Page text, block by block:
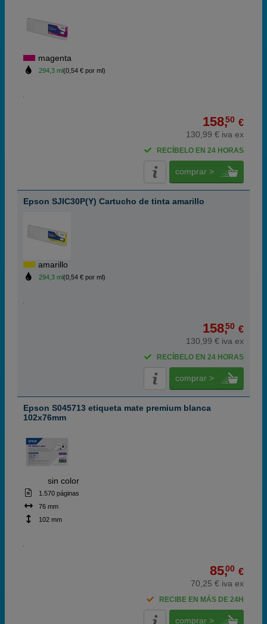
magenta
294,3 ml(0,54 € por ml)
158,50 €
130,99 € iva ex
RECÍBELO EN 24 HORAS
comprar >
Epson SJIC30P(Y) Cartucho de tinta amarillo
amarillo
294,3 ml(0,54 € por ml)
158,50 €
130,99 € iva ex
RECÍBELO EN 24 HORAS
comprar >
Epson S045713 etiqueta mate premium blanca
102x76mm
sin color
1.570 páginas
76 mm
102 mm
85,00 €
70,25 € iva ex
RECIBE EN MÁS DE 24H
comprar >